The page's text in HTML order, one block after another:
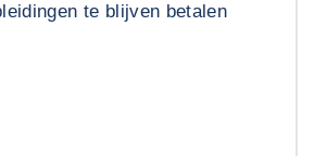
te blijven betalen